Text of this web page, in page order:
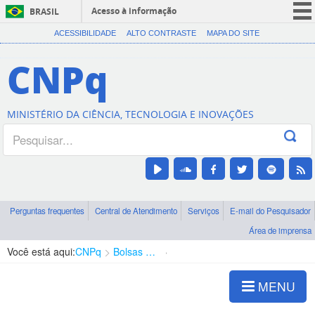
BRASIL
Acesso à informação
CORONAVÍRUS (COVID-19)
Canais
ACESSIBILIDADE ALTO CONTRASTE MAPA DO SITE
CNPq
MINISTÉRIO DA CIÊNCIA, TECNOLOGIA E INOVAÇÕES
Perguntas frequentes Central de Atendimento Serviços
E-mail do Pesquisador
Área de imprensa
Você está aqui:CNPq Bolsas e Auxílios Vigentes
MENU